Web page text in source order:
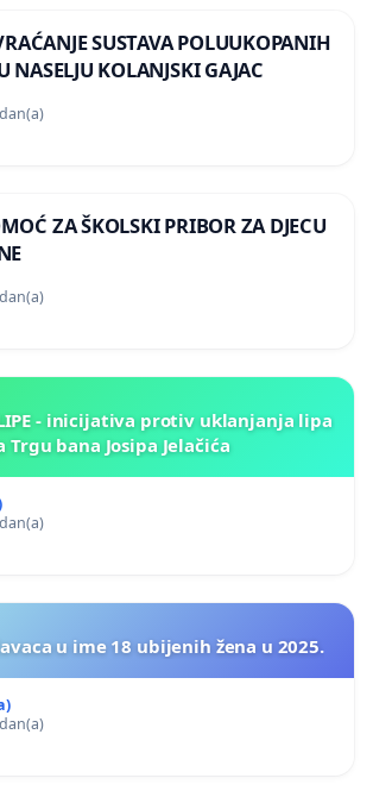
SUSTAVA POLUUKOPANIH
NASELJU KOLANJSKI GAJAC
ZA ŠKOLSKI PRIBOR ZA DJECU
- inicijativa protiv uklanjanja lipa
Trgu bana Josipa Jelačića
u ime 18 ubijenih žena u 2025.